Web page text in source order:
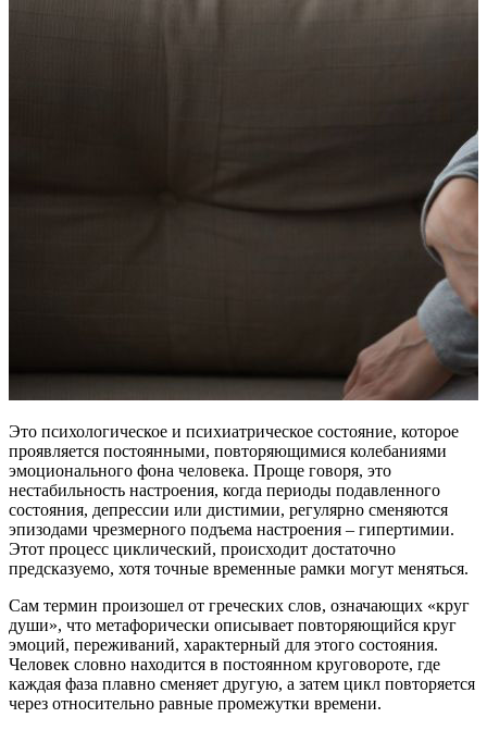
Это психологическое и психиатрическое состояние, которое
проявляется постоянными, повторяющимися колебаниями
эмоционального фона человека. Проще говоря, это
нестабильность настроения, когда периоды подавленного
состояния, депрессии или дистимии, регулярно сменяются
эпизодами чрезмерного подъема настроения – гипертимии.
Этот процесс циклический, происходит достаточно
предсказуемо, хотя точные временные рамки могут меняться.
Сам термин произошел от греческих слов, означающих «круг
души», что метафорически описывает повторяющийся круг
эмоций, переживаний, характерный для этого состояния.
Человек словно находится в постоянном круговороте, где
каждая фаза плавно сменяет другую, а затем цикл повторяется
через относительно равные промежутки времени.